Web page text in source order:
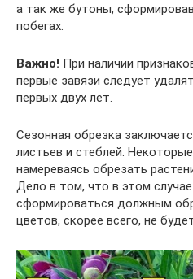
а так же бутоны,
побегах.
Важно! При наличии
первые завязи следует
первых двух лет.
Сезонная обрезка
листьев и стеблей.
намереваясь обрезать
Дело в том, что в этом
сформироваться должным
цветов, скорее всего, не